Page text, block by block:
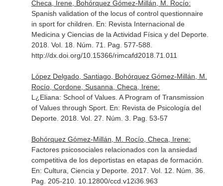
Checa, Irene, Bohórquez Gómez-Millán, M. Rocío:
Spanish validation of the locus of control questionnaire
in sport for children. En: Revista Internacional de
Medicina y Ciencias de la Actividad Física y del Deporte.
2018. Vol. 18. Núm. 71. Pag. 577-588.
http://dx.doi.org/10.15366/rimcafd2018.71.011
López Delgado, Santiago, Bohórquez Gómez-Millán, M.
Rocío, Cordone, Susanna, Checa, Irene:
L¿Eliana: School of Values. A Program of Transmission
of Values through Sport. En: Revista de Psicología del
Deporte. 2018. Vol. 27. Núm. 3. Pag. 53-57
Bohórquez Gómez-Millán, M. Rocío, Checa, Irene:
Factores psicosociales relacionados con la ansiedad
competitiva de los deportistas en etapas de formación.
En: Cultura, Ciencia y Deporte. 2017. Vol. 12. Núm. 36.
Pag. 205-210. 10.12800/ccd.v12i36.963